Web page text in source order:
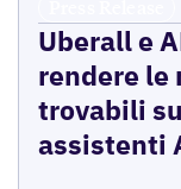
Uberall e
rendere le
trovabili
assistenti